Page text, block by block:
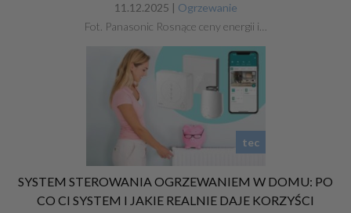
11.12.2025 | Ogrzewanie
Fot. Panasonic Rosnące ceny energii i…
tec
SYSTEM STEROWANIA OGRZEWANIEM W DOMU: PO
CO CI SYSTEM I JAKIE REALNIE DAJE KORZYŚCI